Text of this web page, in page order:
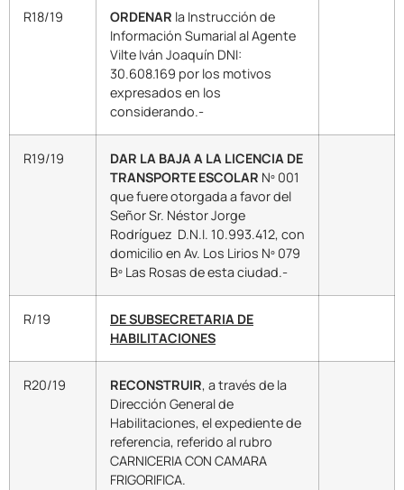
R18/19 ORDENAR la Instrucción de
Información Sumarial al Agente
Vilte Iván Joaquín DNI:
30.608.169 por los motivos
expresados en los
considerando.-
R19/19
DAR LA BAJA A LA LICENCIA DE
TRANSPORTE ESCOLAR Nº 001
que fuere otorgada a favor del
Señor Sr. Néstor Jorge
Rodríguez D.N.I. 10.993.412, con
domicilio en Av. Los Lirios Nº 079
Bº Las Rosas de esta ciudad.-
R/19
DE SUBSECRETARIA DE
HABILITACIONES
R20/19 RECONSTRUIR, a través de la
Dirección General de
Habilitaciones, el expediente de
referencia, referido al rubro
CARNICERIA CON CAMARA
FRIGORIFICA.